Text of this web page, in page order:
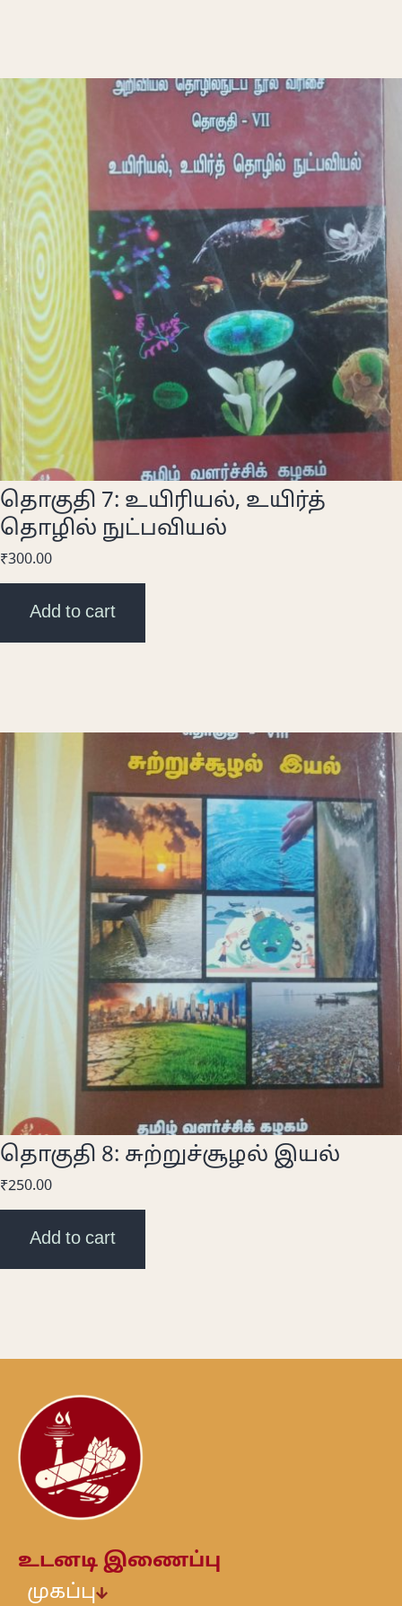
தொகுதி 7: உயிரியல், உயிர்த்
தொழில் நுட்பவியல்
₹300.00
Add to cart
தொகுதி 8: சுற்றுச்சூழல் இயல்
₹250.00
Add to cart
உடனடி இணைப்பு
முகப்பு